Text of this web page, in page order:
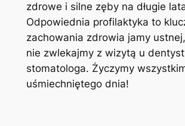
zdrowe i silne zęby na długie
Odpowiednia profilaktyka to
zachowania zdrowia jamy
nie zwlekajmy z wizytą u
stomatologa. Życzymy
uśmiechniętego dnia!